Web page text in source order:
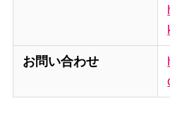
お問い合わせ